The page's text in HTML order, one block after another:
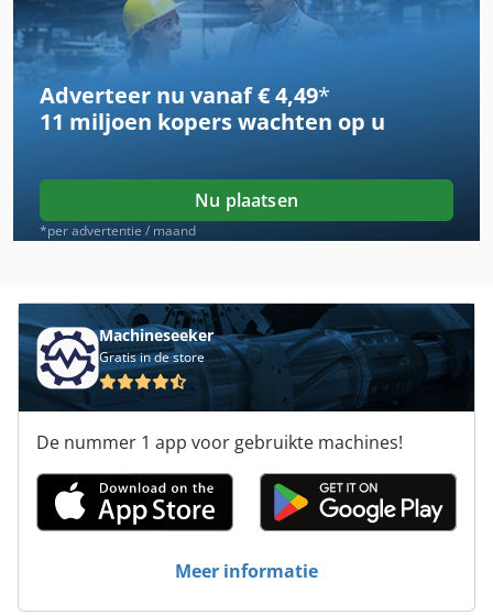
Avm
Avm Angelini
Avm Draaibank
Avm Mas 165 S
Avn
Axa Dbz
Boorslijpmachine
Gack
Hywema
Jafo
Adverteer nu vanaf € 4,49*
11 miljoen koperswachten op u
Nu plaatsen
*per advertentie / maand
Machineseeker
Gratis in de store
De nummer 1 app voor gebruikte machines!
Meer informatie